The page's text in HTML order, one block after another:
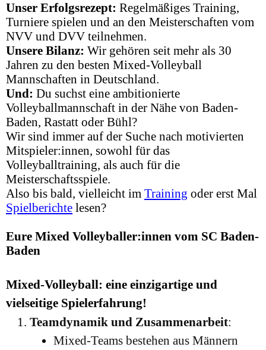
Unser Erfolgsrezept: Regelmäßiges Training,
Turniere spielen und an den Meisterschaften vom
NVV und DVV teilnehmen.
Unsere Bilanz: Wir gehören seit mehr als 30
Jahren zu den besten Mixed-Volleyball
Mannschaften in Deutschland.
Und: Du suchst eine ambitionierte
Volleyballmannschaft in der Nähe von Baden-
Baden, Rastatt oder Bühl?
Wir sind immer auf der Suche nach motivierten
Mitspieler:innen, sowohl für das
Volleyballtraining, als auch für die
Meisterschaftsspiele.
Also bis bald, vielleicht im Training oder erst Mal
Spielberichte lesen?
Eure Mixed Volleyballer:innen vom SC Baden-
Baden
Mixed-Volleyball: eine einzigartige und
vielseitige Spielerfahrung!
Teamdynamik und Zusammenarbeit:
Mixed-Teams bestehen aus Männern